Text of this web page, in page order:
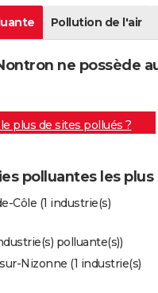
Pollution de l'air
ne possède
plus de sites pollués ?
polluantes les
Côle (1 industrie(s)
polluante(s))
Nizonne (1 industrie(s)